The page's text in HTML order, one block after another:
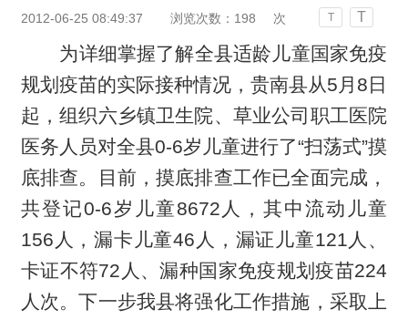
2012-06-25 08:49:37 浏览次数： 198 次 T T
为详细掌握了解全县适龄儿童国家免疫
规划疫苗的实际接种情况，贵南县从5月8日
起，组织六乡镇卫生院、草业公司职工医院
医务人员对全县0-6岁儿童进行了“扫荡式”摸
底排查。目前，摸底排查工作已全面完成，
共登记0-6岁儿童8672人，其中流动儿童
156人，漏卡儿童46人，漏证儿童121人、
卡证不符72人、漏种国家免疫规划疫苗224
人次。下一步我县将强化工作措施，采取上